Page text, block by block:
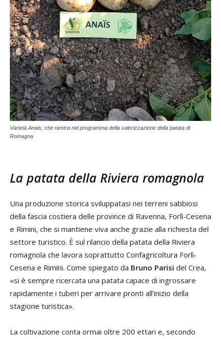
Varietà Anais, che rientra nel programma della valorizzazione della patata di
Romagna
La patata della Riviera romagnola
Una produzione storica sviluppatasi nei terreni sabbiosi
della fascia costiera delle province di Ravenna, Forlì-Cesena
e Rimini, che si mantiene viva anche grazie alla richiesta del
settore turistico. È sul rilancio della patata della Riviera
romagnola che lavora soprattutto Confagricoltura Forlì-
Cesena e Rimini. Come spiegato da Bruno Parisi del Crea,
«si è sempre ricercata una patata capace di ingrossare
rapidamente i tuberi per arrivare pronti all’inizio della
stagione turistica».
La coltivazione conta ormai oltre 200 ettari e, secondo